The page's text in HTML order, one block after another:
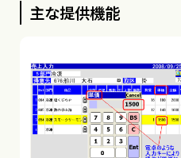
主な提供機能